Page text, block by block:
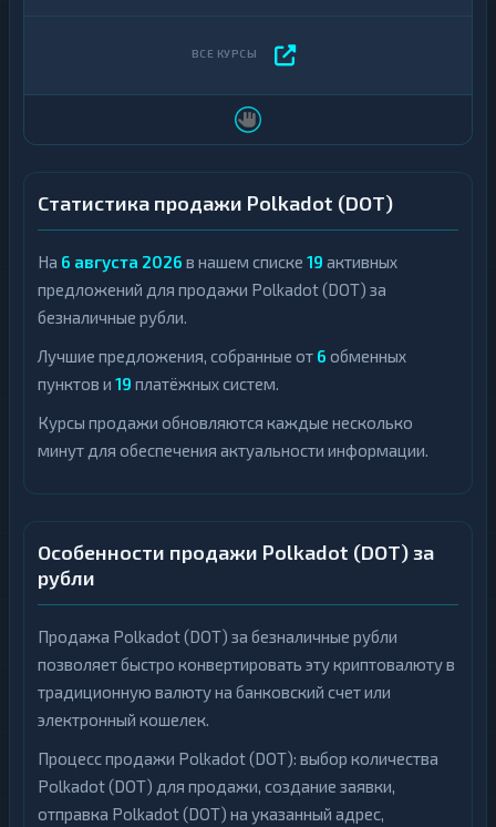
Статистика продажи Polkadot (DOT)
На 6 августа 2026 в нашем списке 19 активных
предложений для продажи Polkadot (DOT) за
безналичные рубли.
Лучшие предложения, собранные от 6 обменных
пунктов и 19 платёжных систем.
Курсы продажи обновляются каждые несколько
минут для обеспечения актуальности информации.
Особенности продажи Polkadot (DOT) за
рубли
Продажа Polkadot (DOT) за безналичные рубли
позволяет быстро конвертировать эту криптовалюту в
традиционную валюту на банковский счет или
электронный кошелек.
Процесс продажи Polkadot (DOT): выбор количества
Polkadot (DOT) для продажи, создание заявки,
отправка Polkadot (DOT) на указанный адрес,